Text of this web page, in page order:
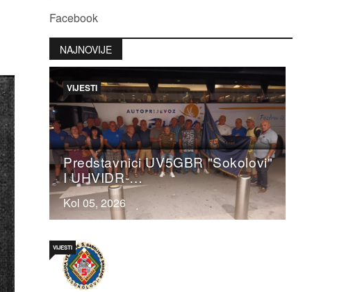
Facebook
NAJNOVIJE
Predstavnici UV5GBR "Sokolovi"
I UHVIDR-…
Kol 05, 2026
VIJESTI
VIJESTI